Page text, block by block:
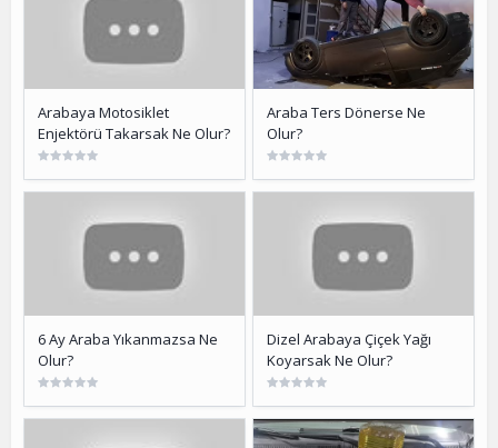
Arabaya Motosiklet
Enjektörü Takarsak Ne Olur?
Araba Ters Dönerse Ne
Olur?
6 Ay Araba Yıkanmazsa Ne
Olur?
Dizel Arabaya Çiçek Yağı
Koyarsak Ne Olur?